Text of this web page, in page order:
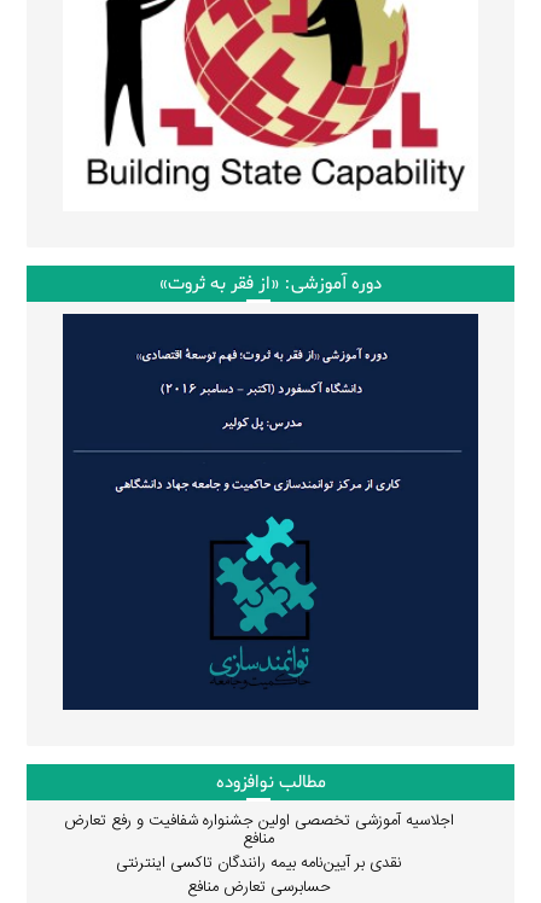
دوره آموزشی: «از فقر به ثروت»
مطالب نوافزوده
اجلاسیه آموزشی تخصصی اولین جشنواره شفافیت و رفع تعارض
منافع
نقدی بر آیین‌نامه بیمه رانندگان تاکسی اینترنتی
حسابرسی تعارض منافع